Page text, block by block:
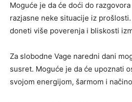
Moguće je da će doći do
razjasne neke situacije iz
doneti više poverenja i bliskosti
Za slobodne Vage naredni dani
susret. Moguće je da će upoznati
svojom energijom, šarmom i